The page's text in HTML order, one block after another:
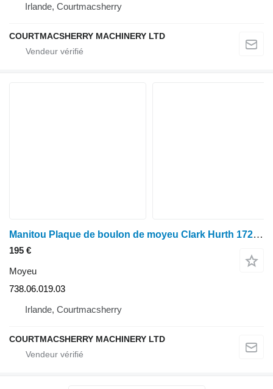
Irlande, Courtmacsherry
COURTMACSHERRY MACHINERY LTD
Manitou Plaque de boulon de moyeu Clark Hurth 172/160, 172/453 Maniscopic 738.06.01 738.06.019.03 pour chargeur agricole
195 €
Moyeu
738.06.019.03
Irlande, Courtmacsherry
COURTMACSHERRY MACHINERY LTD